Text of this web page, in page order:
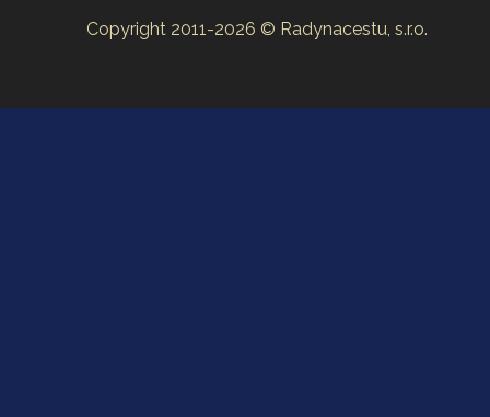
Copyright 2011-2026 © Radynacestu, s.r.o.